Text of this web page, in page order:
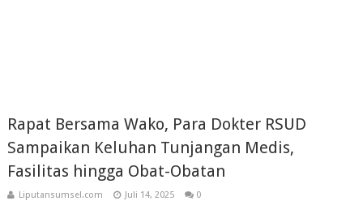
Rapat Bersama Wako, Para Dokter RSUD
Sampaikan Keluhan Tunjangan Medis,
Fasilitas hingga Obat-Obatan
Liputansumsel.com Juli 14, 2025 0